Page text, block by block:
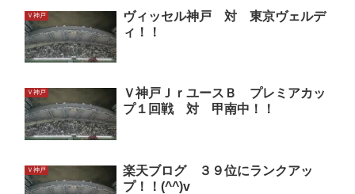
Ｖ神戸
ヴィッセル神戸 対 東京ヴェルデ
ィ！！
Ｖ神戸
Ｖ神戸ＪｒユースＢ プレミアカッ
プ１回戦 対 甲南中！！
Ｖ神戸
楽天ブログ ３９位にランクアッ
プ！！(^^)v